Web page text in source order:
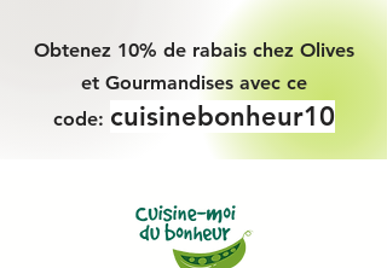
Obtenez 10% de rabais chez Olives
et Gourmandises avec ce
code: cuisinebonheur10